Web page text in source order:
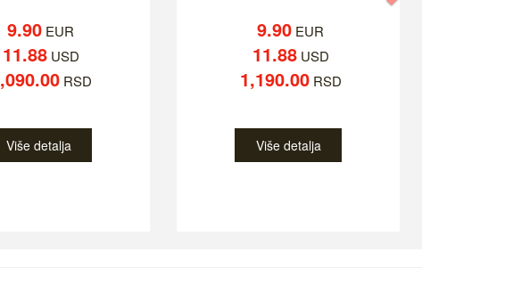
9.90 EUR
11.88USD
RSD
Više detalja
9.90 EUR
11.88USD
1,190.00RSD
Više detalja